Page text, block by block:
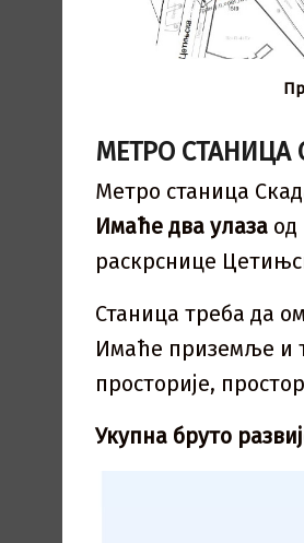
МЕТРО СТАНИЦА
Метро станица
Имаће два улаза од
раскрснице
Станица треба да
Имаће приземље и
просторије,
Укупна бруто